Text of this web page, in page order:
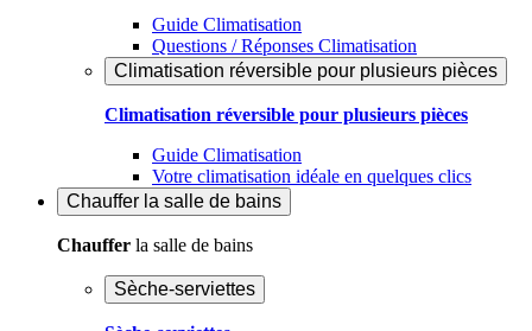
Guide Climatisation
Questions / Réponses Climatisation
Climatisation réversible pour plusieurs pièces
Climatisation réversible pour plusieurs pièces
Guide Climatisation
Votre climatisation idéale en quelques clics
Chauffer la salle de bains
Chauffer la salle de bains
Sèche-serviettes